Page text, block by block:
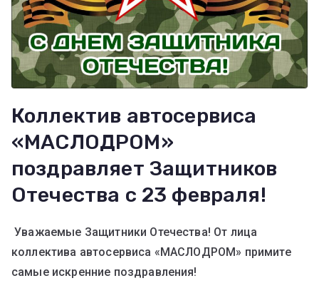
Коллектив автосервиса
«МАСЛОДРОМ»
поздравляет Защитников
Отечества с 23 февраля!
Уважаемые Защитники Отечества! От лица
коллектива автосервиса «МАСЛОДРОМ» примите
самые искренние поздравления!